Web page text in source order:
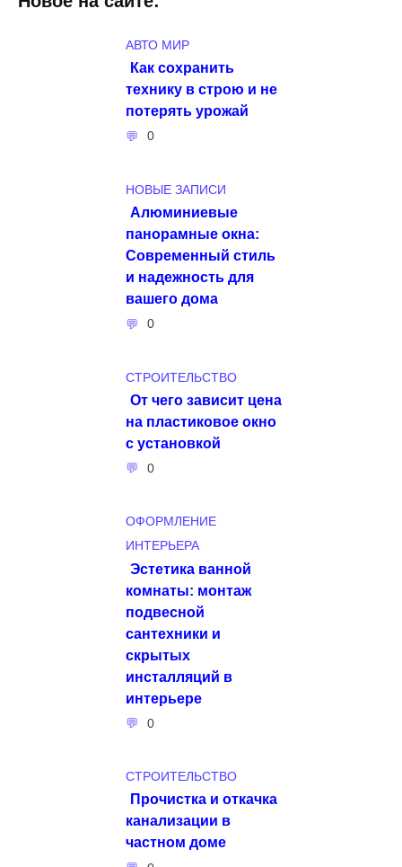
АВТО МИР
Как сохранить
технику в строю и не
потерять урожай
0
НОВЫЕ ЗАПИСИ
Алюминиевые
панорамные окна:
Современный стиль
и надежность для
вашего дома
0
СТРОИТЕЛЬСТВО
От чего зависит цена
на пластиковое окно
с установкой
0
ОФОРМЛЕНИЕ
ИНТЕРЬЕРА
Эстетика ванной
комнаты: монтаж
подвесной
сантехники и
скрытых
инсталляций в
интерьере
0
СТРОИТЕЛЬСТВО
Прочистка и откачка
канализации в
частном доме